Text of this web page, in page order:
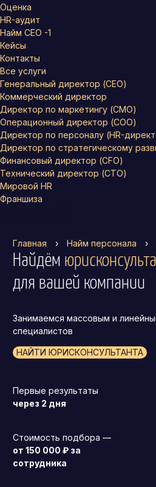
Оценка
HR-аудит
Найм СЕО -1
Кейсы
Контакты
Все услуги
Генеральный директор (CEO)
Коммерческий директор
Директор по маркетингу (CMO)
Операционный директор (COO)
Директор по персоналу (HR-
Директор по стратегическому
Финансовый директор (CFO)
Технический директор (CTO)
Мировой HR
Франшиза
Главная › Найм персонала ›
Найдём
для вашей компании
Занимаемся массовым и
специалистов
НАЙТИ ЮРИСКОНСУЛЬТАНТА
Первые результаты
через 2 дня
Стоимость подбора —
от 150 000 ₽ за
сотрудника